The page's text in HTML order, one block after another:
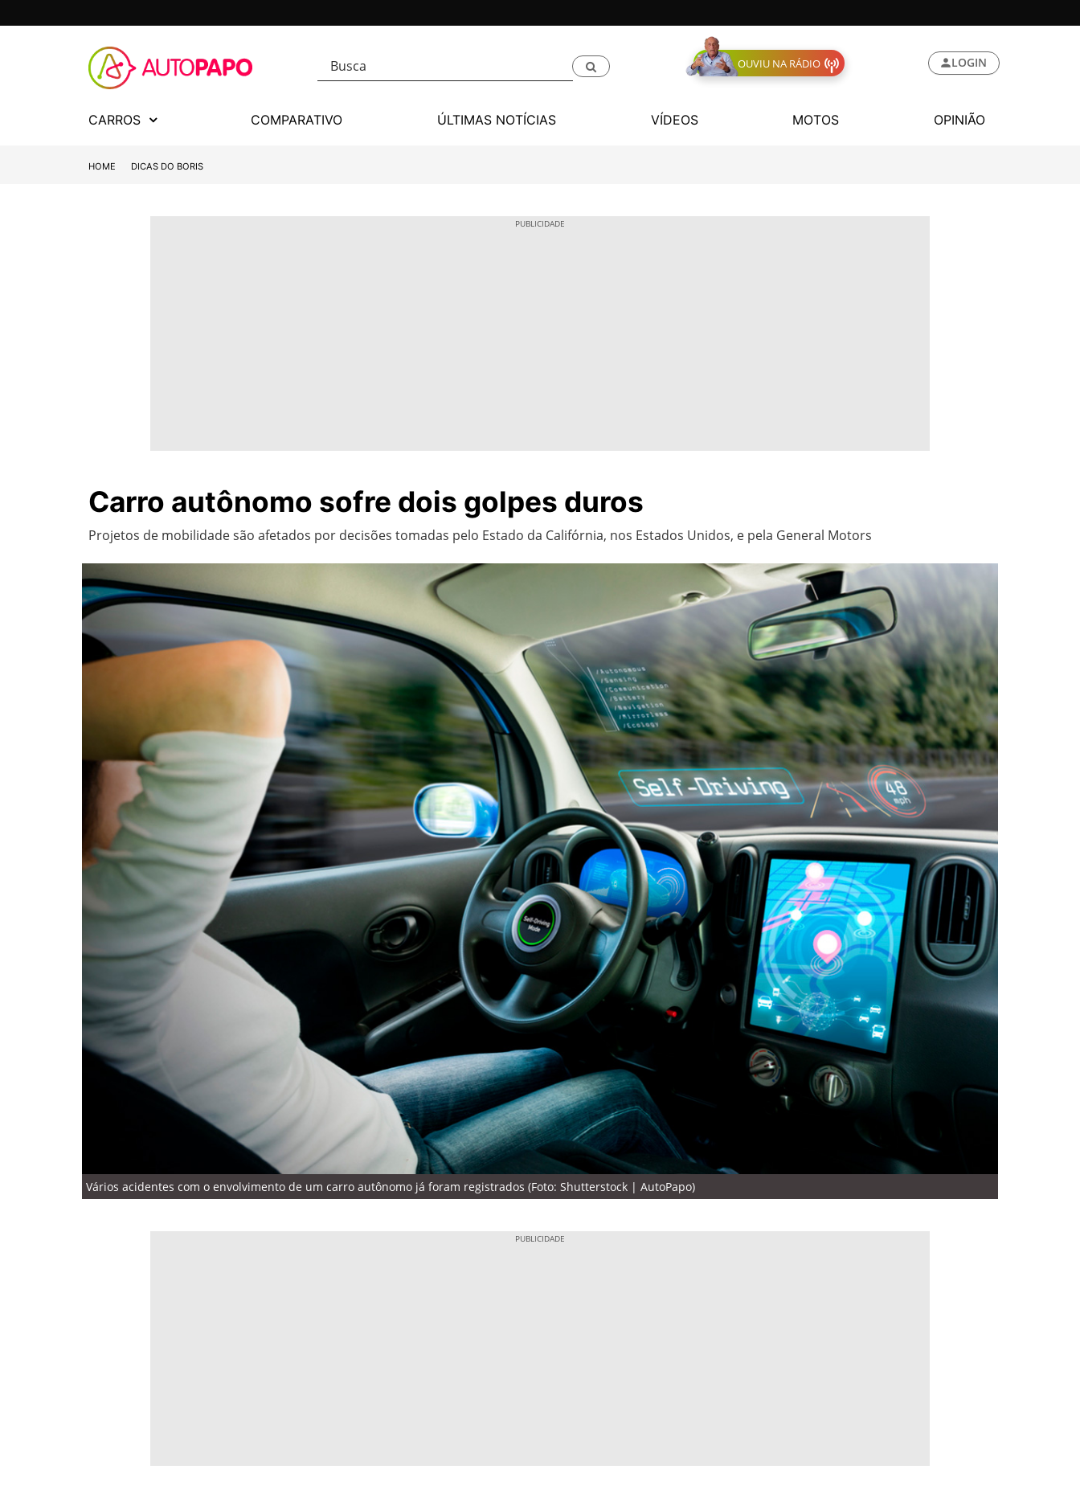
OUVIU NA RÁDIO LOGIN
CARROS COMPARATIVO ÚLTIMAS NOTÍCIAS VÍDEOS MOTOS OPINIÃO
HOME DICAS DO BORIS
Carro autônomo sofre dois golpes duros
Projetos de mobilidade são afetados por decisões tomadas pelo Estado da Califórnia, nos Estados Unidos, e pela General Motors
Vários acidentes com o envolvimento de um carro autônomo já foram registrados (Foto: Shutterstock | AutoPapo)